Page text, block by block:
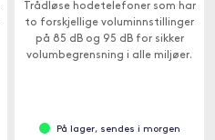
Trådløse hodetelefoner som har
to forskjellige voluminnstillinger
på 85 dB og 95 dB for sikker
volumbegrensning i alle miljøer.
På lager, sendes i morgen